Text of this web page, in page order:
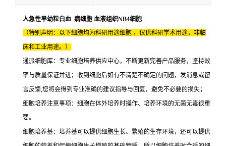
人急性早幼粒白血_病细胞 血液组织NB4细胞
（特别声明：以下细胞均为科研用途细胞 ，仅供科研学术用途，非临
床和工业用途。）
通派细胞库：专业细胞培养供应中心，不断更新完善产品服务，坚持效
率与质量保证并进；收到细胞后如有不清楚不确定的问题，发消息或留
言反馈,您将会得到专业准确的建议指导与回复，避免不必要的损失；
细胞培养注意事项：细胞在体外培养时操作、培养环境的无菌无毒很重
要。
细胞培养基：培养基可以提供细胞生长、繁殖的生存环境，还可以提供